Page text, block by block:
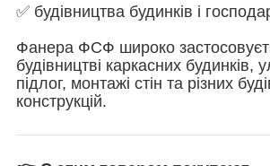
✅ будівництва будинків і
Фанера ФСФ широко
будівництві каркасних будинків,
підлог, монтажі стін та різних
конструкцій.